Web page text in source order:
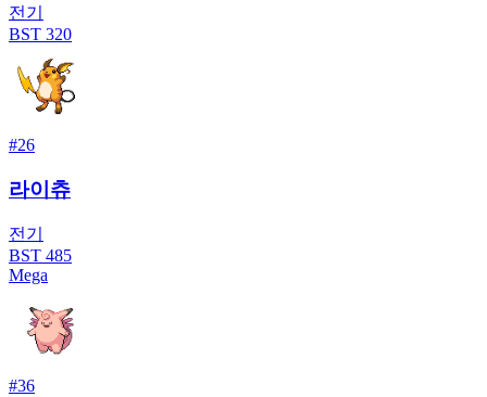
전기
BST 320
#26
라이츄
전기
BST 485
Mega
#36